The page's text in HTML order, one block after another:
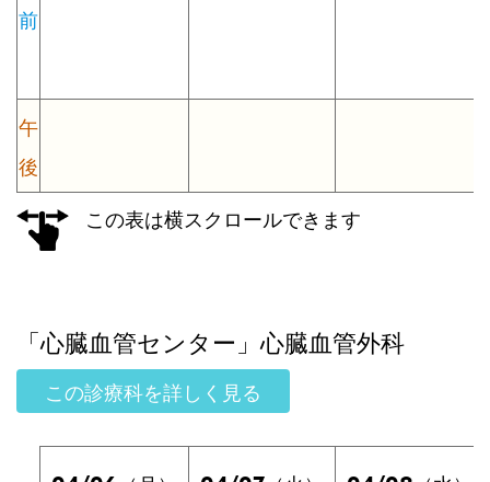
前
午
後
この表は横スクロールできます
「心臓血管センター」心臓血管外科
この診療科を詳しく見る